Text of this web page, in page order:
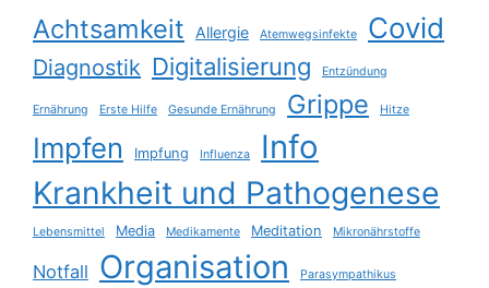
Achtsamkeit Allergie Atemwegsinfekte Covid
Diagnostik Digitalisierung Entzündung
Ernährung Erste Hilfe Gesunde Ernährung Grippe Hitze
Impfen Impfung Influenza Info
Krankheit und Pathogenese
Lebensmittel Media Medikamente Meditation Mikronährstoffe
Notfall Organisation Parasympathikus